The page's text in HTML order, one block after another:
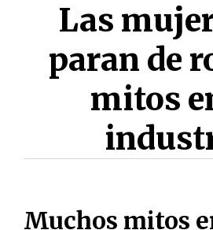
Las
paran de
mitos
Muchos mitos